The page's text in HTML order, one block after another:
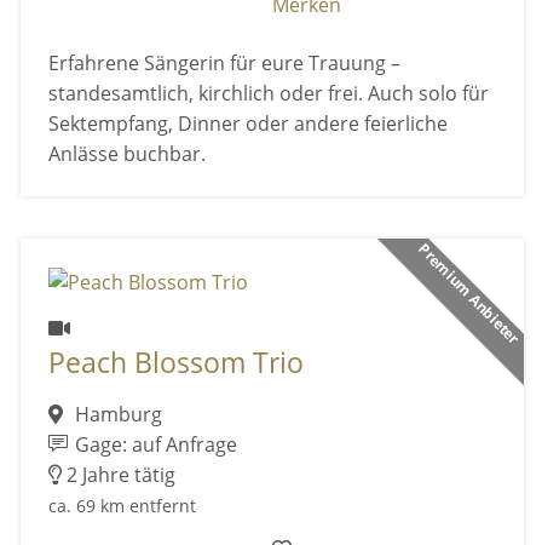
Erfahrene Sängerin für eure Trauung –
standesamtlich, kirchlich oder frei. Auch solo für
Sektempfang, Dinner oder andere feierliche
Anlässe buchbar.
Premium Anbieter
Peach Blossom Trio
Hamburg
Gage: auf Anfrage
2 Jahre tätig
ca. 69 km entfernt